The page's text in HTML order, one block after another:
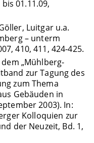
01.11.09,
Luitgar u.a.
– unterm
410, 411, 424-425.
„Mühlberg-
zur Tagung des
zum Thema
Gebäuden in
2003). In:
Kolloquien zur
der Neuzeit, Bd. 1,